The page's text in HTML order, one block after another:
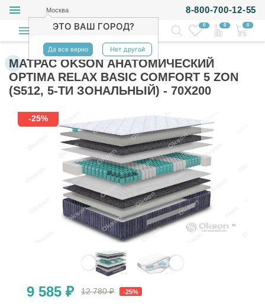
Москва
ЭТО ВАШ ГОРОД?
Да все верно Нет другой
8-800-700-12-55
0 0 0
МАТРАС OKSON АНАТОМИЧЕСКИЙ
OPTIMA RELAX BASIC COMFORT 5 ZON
(S512, 5-ТИ ЗОНАЛЬНЫЙ) - 70Х200
-25%
9 585 ₽ 12 780 ₽ -25%